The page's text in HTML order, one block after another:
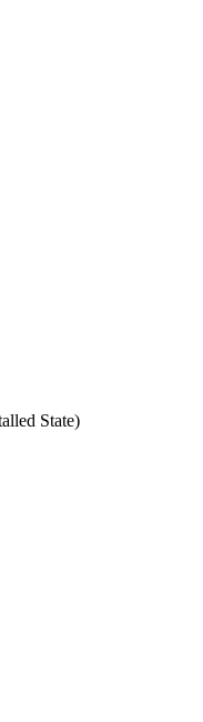
State)